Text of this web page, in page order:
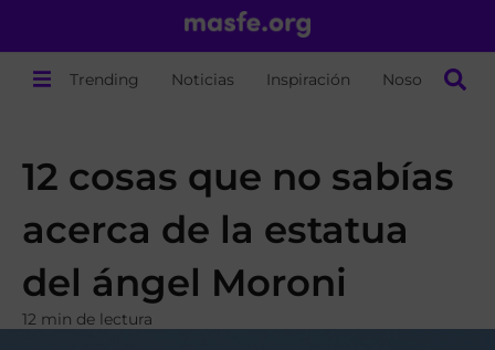
Trending Noticias Inspiración Nosotros
12 cosas que no sabías
acerca de la estatua
del ángel Moroni
12 min de lectura